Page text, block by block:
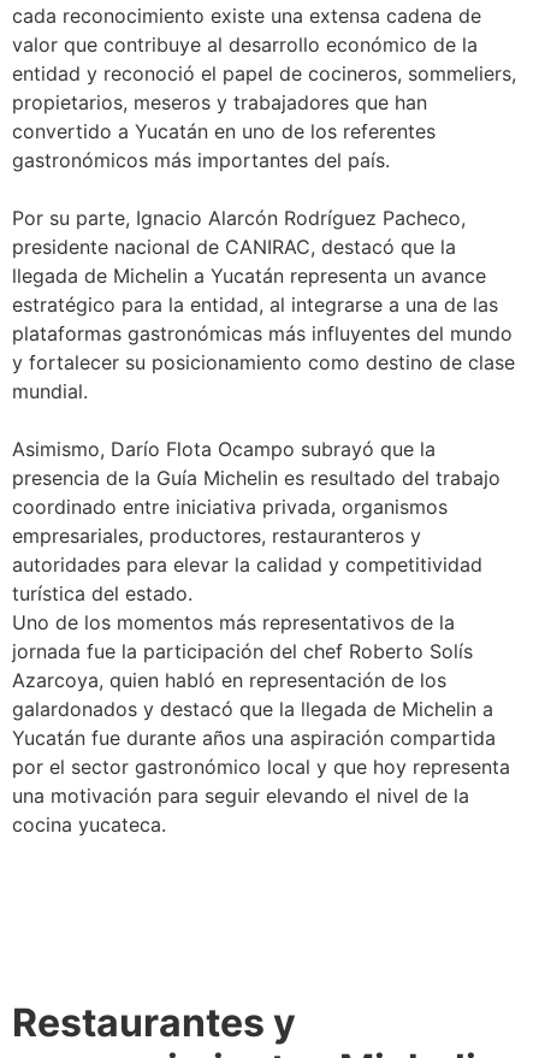
cada reconocimiento existe una extensa cadena de
valor que contribuye al desarrollo económico de la
entidad y reconoció el papel de cocineros, sommeliers,
propietarios, meseros y trabajadores que han
convertido a Yucatán en uno de los referentes
gastronómicos más importantes del país.
Por su parte, Ignacio Alarcón Rodríguez Pacheco,
presidente nacional de CANIRAC, destacó que la
llegada de Michelin a Yucatán representa un avance
estratégico para la entidad, al integrarse a una de las
plataformas gastronómicas más influyentes del mundo
y fortalecer su posicionamiento como destino de clase
mundial.
Asimismo, Darío Flota Ocampo subrayó que la
presencia de la Guía Michelin es resultado del trabajo
coordinado entre iniciativa privada, organismos
empresariales, productores, restauranteros y
autoridades para elevar la calidad y competitividad
turística del estado.
Uno de los momentos más representativos de la
jornada fue la participación del chef Roberto Solís
Azarcoya, quien habló en representación de los
galardonados y destacó que la llegada de Michelin a
Yucatán fue durante años una aspiración compartida
por el sector gastronómico local y que hoy representa
una motivación para seguir elevando el nivel de la
cocina yucateca.
Restaurantes y